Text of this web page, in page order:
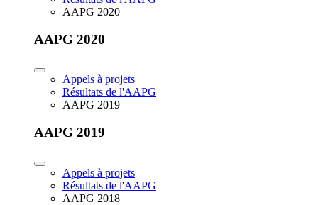
AAPG 2020
AAPG 2020
Appels à projets
Résultats de l'AAPG
AAPG 2019
AAPG 2019
Appels à projets
Résultats de l'AAPG
AAPG 2018